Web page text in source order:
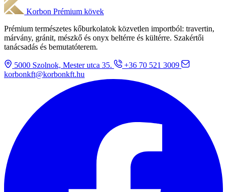
Korbon Prémium kövek
Prémium természetes kőburkolatok közvetlen importból: travertin,
márvány, gránit, mészkő és onyx beltérre és kültérre. Szakértői
tanácsadás és bemutatóterem.
5000 Szolnok, Mester utca 35.
+36 70 521 3009
korbonkft@korbonkft.hu